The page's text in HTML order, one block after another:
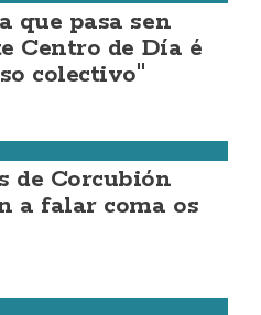
que pasa sen
Centro de Día é
colectivo"
de Corcubión
a falar coma os